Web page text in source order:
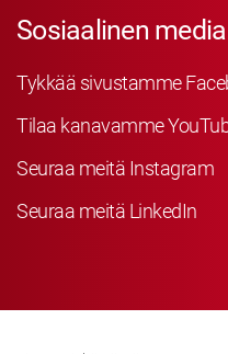
Sosiaalinen media
Tykkää sivustamme
Tilaa kanavamme
Seuraa meitä Instagram
Seuraa meitä LinkedIn